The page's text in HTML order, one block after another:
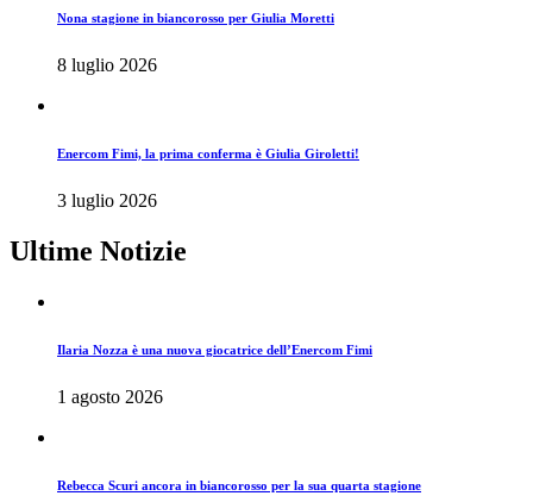
Nona stagione in biancorosso per Giulia Moretti
8 luglio 2026
Enercom Fimi, la prima conferma è Giulia Giroletti!
3 luglio 2026
Ultime Notizie
Ilaria Nozza è una nuova giocatrice dell’Enercom Fimi
1 agosto 2026
Rebecca Scuri ancora in biancorosso per la sua quarta stagione